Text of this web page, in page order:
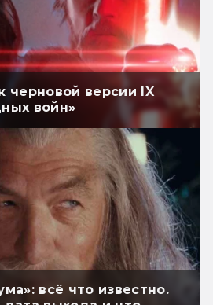
черновой версии IX
войн»
всё что известно.